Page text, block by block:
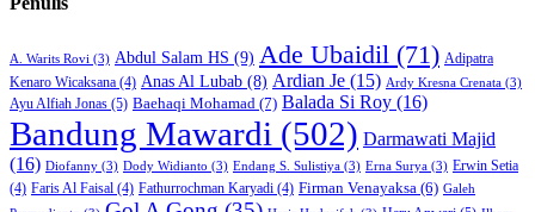
A. Warits Rovi (3) Abdul Salam HS (9) Ade Ubaidil (71) Adipatra
Kenaro Wicaksana (4) Anas Al Lubab (8) Ardian Je (15) Ardy Kresna Crenata (3)
Ayu Alfiah Jonas (5) Baehaqi Mohamad (7) Balada Si Roy (16)
Bandung Mawardi (502) Darmawati Majid
(16) Diofanny (3) Dody Widianto (3) Endang S. Sulistiya (3) Erna Surya (3) Erwin Setia
(4) Faris Al Faisal (4) Fathurrochman Karyadi (4) Firman Venayaksa (6) Galeh